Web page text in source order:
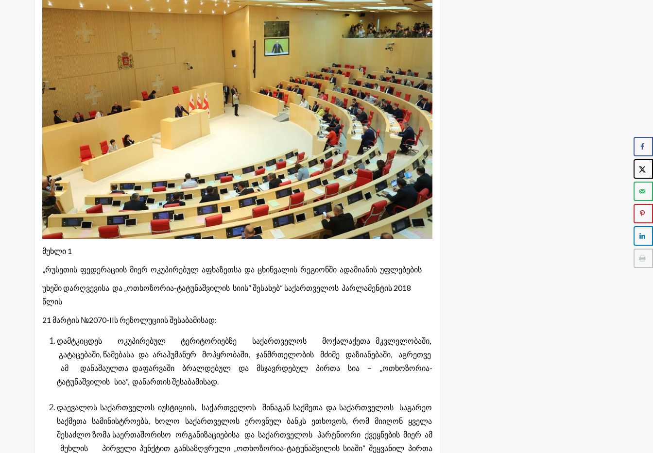
მუხლი 1
„რუსეთის ფედერაციის მიერ ოკუპირებულ აფხაზეთსა და ცხინვალის რეგიონში ადამიანის უფლებების
უხეში დარღვევისა და „ოთხოზორია-ტატუნაშვილის სიის“ შესახებ“ საქართველოს პარლამენტის 2018
წლის
21 მარტის №2070-IIს რეზოლუციის შესაბამისად:
დამტკიცდეს ოკუპირებულ ტერიტორიებზე საქართველოს მოქალაქეთა მკვლელობაში,
გატაცებაში, წამებასა და არაჰუმანურ მოპყრობაში, ჯანმრთელობის მძიმე დაზიანებაში, აგრეთვე
ამ დანაშაულთა დაფარვაში ბრალდებულ და მსჯავრდებულ პირთა სია − „ოთხოზორია-
ტატუნაშვილის სია“, დანართის შესაბამისად.
დაევალოს საქართველოს იუსტიციის, საქართველოს შინაგან საქმეთა და საქართველოს საგარეო
საქმეთა სამინისტროებს, ხოლო საქართველოს ეროვნულ ბანკს ეთხოვოს, რომ მიიღონ ყველა
შესაძლო ზომა საერთაშორისო ორგანიზაციებისა და საქართველოს პარტნიორი ქვეყნების მიერ ამ
მუხლის პირველი პუნქტით განსაზღვრული „ოთხოზორია-ტატუნაშვილის სიაში“ შეყვანილ პირთა